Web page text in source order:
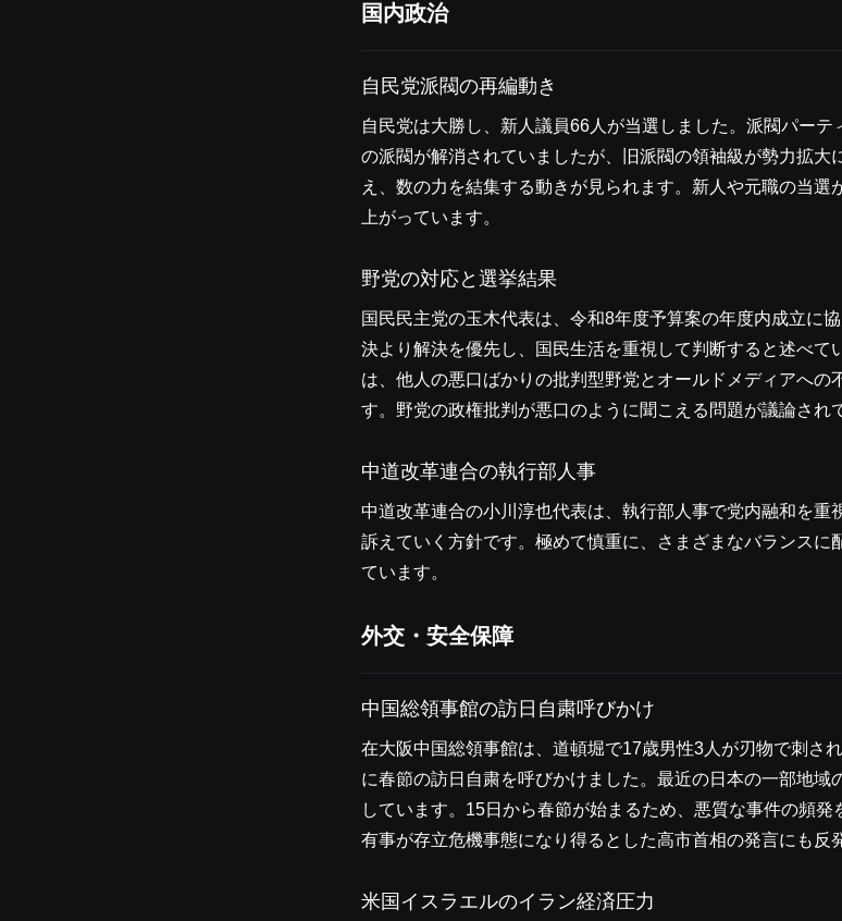
国内政治
自民党派閥の再編動き
自民党は大勝し、新人議員66人が当選しました。派閥パー
の派閥が解消されていましたが、旧派閥の領袖級が勢力拡大
え、数の力を結集する動きが見られます。新人や元職の当選
上がっています。
野党の対応と選挙結果
国民民主党の玉木代表は、令和8年度予算案の年度内成立に
決より解決を優先し、国民生活を重視して判断すると述べて
は、他人の悪口ばかりの批判型野党とオールドメディアへの
す。野党の政権批判が悪口のように聞こえる問題が議論され
中道改革連合の執行部人事
中道改革連合の小川淳也代表は、執行部人事で党内融和を重
訴えていく方針です。極めて慎重に、さまざまなバランスに
ています。
外交・安全保障
中国総領事館の訪日自粛呼びかけ
在大阪中国総領事館は、道頓堀で17歳男性3人が刃物で刺さ
に春節の訪日自粛を呼びかけました。最近の日本の一部地域
しています。15日から春節が始まるため、悪質な事件の頻
有事が存立危機事態になり得るとした高市首相の発言にも反
米国イスラエルのイラン経済圧力